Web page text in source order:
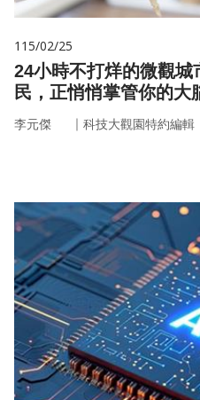
115/02/25
24小時不打烊的微觀
民，正悄悄掌管你的大
李元傑 ｜ 科技大觀園特約編輯